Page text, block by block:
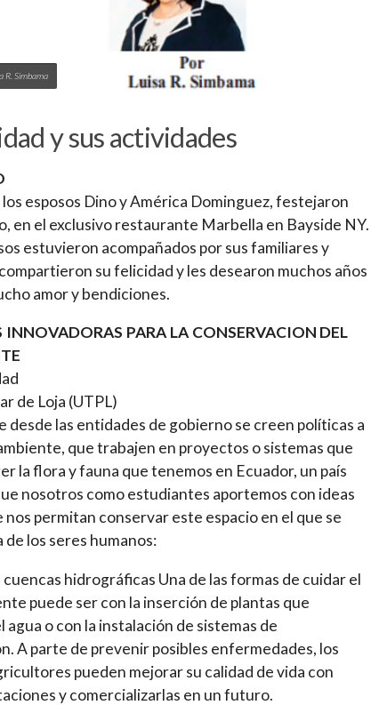
R. Simbama
y sus actividades
los esposos Dino y América Dominguez, festejaron
en el exclusivo restaurante Marbella en Bayside NY.
estuvieron acompañados por sus familiares y
su felicidad y les desearon muchos años
amor y bendiciones.
INNOVADORAS PARA LA CONSERVACION DEL
de Loja (UTPL)
desde las entidades de gobierno se creen políticas a
que trabajen en proyectos o sistemas que
la flora y fauna que tenemos en Ecuador, un país
nosotros como estudiantes aportemos con ideas
nos permitan conservar este espacio en el que se
de los seres humanos:
hidrográficas Una de las formas de cuidar el
puede ser con la inserción de plantas que
agua o con la instalación de sistemas de
A parte de prevenir posibles enfermedades, los
pueden mejorar su calidad de vida con
y comercializarlas en un futuro.